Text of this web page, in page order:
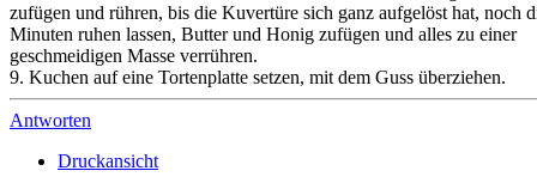
zufügen und rühren, bis die Kuvertüre sich ganz aufgelöst hat, noch
Minuten ruhen lassen, Butter und Honig zufügen und alles zu einer
geschmeidigen Masse verrühren.
9. Kuchen auf eine Tortenplatte setzen, mit dem Guss überziehen.
Antworten
Druckansicht